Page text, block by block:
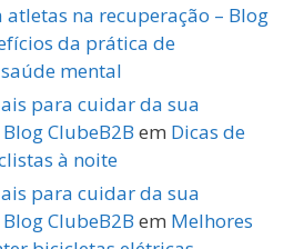
atletas na recuperação – Blog
da prática de
mental
para cuidar da sua
ClubeB2B em Dicas de
à noite
para cuidar da sua
ClubeB2B em Melhores